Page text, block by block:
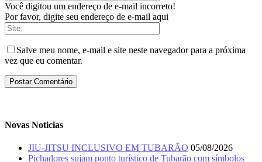
Você digitou um endereço de e-mail incorreto!
Por favor, digite seu endereço de e-mail aqui
Salve meu nome, e-mail e site neste navegador para a próxima
vez que eu comentar.
Novas Noticias
JIU-JITSU INCLUSIVO EM TUBARÃO 05/08/2026
Pichadores sujam ponto turístico de Tubarão com símbolos